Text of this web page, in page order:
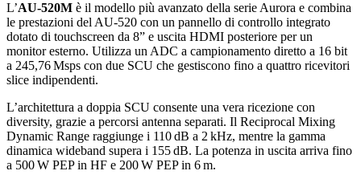
L’AU-520M è il modello più avanzato della serie Aurora e combina
le prestazioni del AU-520 con un pannello di controllo integrato
dotato di touchscreen da 8” e uscita HDMI posteriore per un
monitor esterno. Utilizza un ADC a campionamento diretto a 16 bit
a 245,76 Msps con due SCU che gestiscono fino a quattro ricevitori
slice indipendenti.
L’architettura a doppia SCU consente una vera ricezione con
diversity, grazie a percorsi antenna separati. Il Reciprocal Mixing
Dynamic Range raggiunge i 110 dB a 2 kHz, mentre la gamma
dinamica wideband supera i 155 dB. La potenza in uscita arriva fino
a 500 W PEP in HF e 200 W PEP in 6 m.